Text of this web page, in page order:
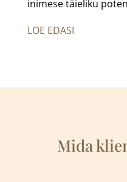
inimese täieliku
LOE EDASI
Mida